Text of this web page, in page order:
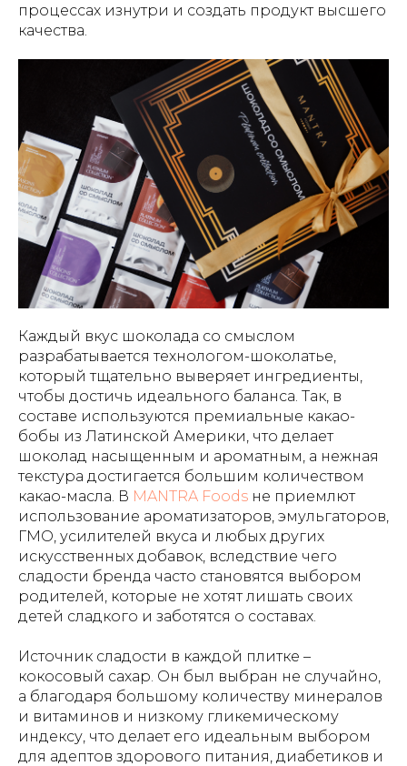
процессах изнутри и создать продукт высшего
качества.
Каждый вкус шоколада со смыслом
разрабатывается технологом-шоколатье,
который тщательно выверяет ингредиенты,
чтобы достичь идеального баланса. Так, в
составе используются премиальные какао-
бобы из Латинской Америки, что делает
шоколад насыщенным и ароматным, а нежная
текстура достигается большим количеством
какао-масла. В MANTRA Foods не приемлют
использование ароматизаторов, эмульгаторов,
ГМО, усилителей вкуса и любых других
искусственных добавок, вследствие чего
сладости бренда часто становятся выбором
родителей, которые не хотят лишать своих
детей сладкого и заботятся о составах.
Источник сладости в каждой плитке –
кокосовый сахар. Он был выбран не случайно,
а благодаря большому количеству минералов
и витаминов и низкому гликемическому
индексу, что делает его идеальным выбором
для адептов здорового питания, диабетиков и